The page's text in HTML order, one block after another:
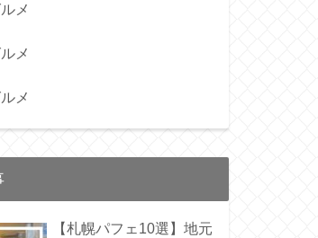
メ
メ
メ
【札幌パフェ10選】地元